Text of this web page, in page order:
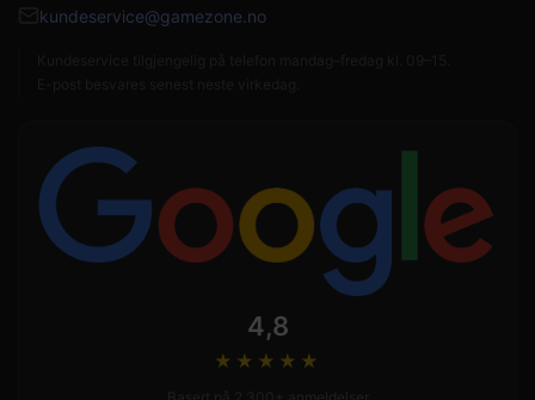
kundeservice@gamezone.no
4,8
★★★★ ★